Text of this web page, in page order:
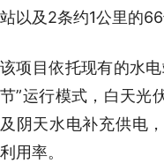
站以及2条约1公里的66
该项目依托现有的水
节”运行模式，白天光
及阴天水电补充供电
利用率。